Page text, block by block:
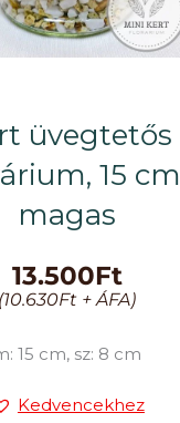
üvegtetős
15 cm
magas
13.500Ft
(10.630Ft + ÁFA)
15 cm, sz: 8 cm
Kedvencekhez